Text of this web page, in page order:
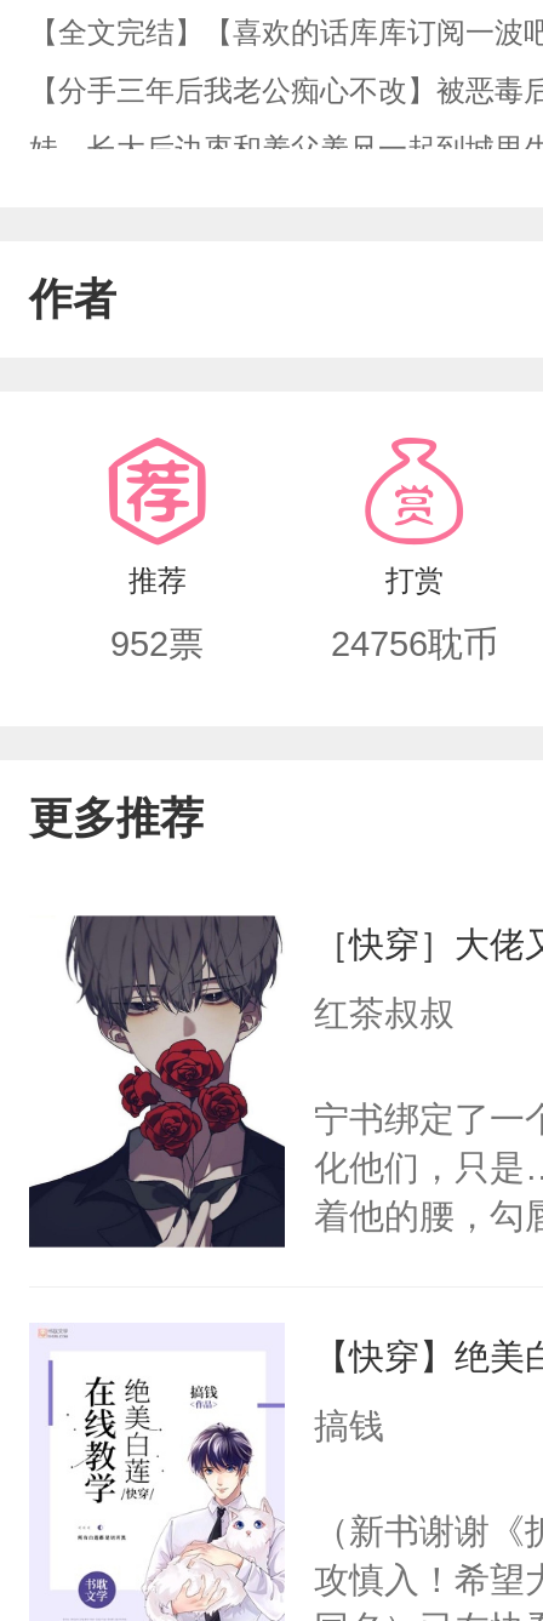
【全文完结】【喜欢的话库库订阅一
【分手三年后我老公痴心不改】被恶
娃，长大后边枣和养父养兄一起到城里
枣）x霸道深情醋精攻（谭丞）双洁一
作者
推荐
952票
打赏
24756耽币
更多推荐
［快穿］大
红茶叔叔
宁书绑定了一
化他们，只是
着他的腰，勾
来，给老公
用力——为你
【快穿】绝
搞钱
（新书谢谢
攻慎入！希望